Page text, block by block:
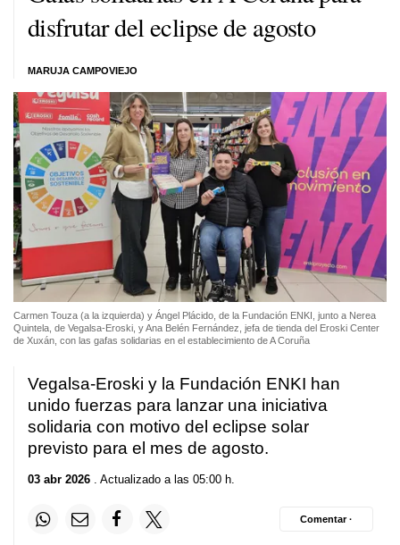
disfrutar del eclipse de agosto
MARUJA CAMPOVIEJO
Carmen Touza (a la izquierda) y Ángel Plácido, de la Fundación ENKI, junto a Nerea
Quintela, de Vegalsa-Eroski, y Ana Belén Fernández, jefa de tienda del Eroski Center
de Xuxán, con las gafas solidarias en el establecimiento de A Coruña
Vegalsa-Eroski y la Fundación ENKI han
unido fuerzas para lanzar una iniciativa
solidaria con motivo del eclipse solar
previsto para el mes de agosto.
03 abr 2026 . Actualizado a las 05:00 h.
Comentar ·